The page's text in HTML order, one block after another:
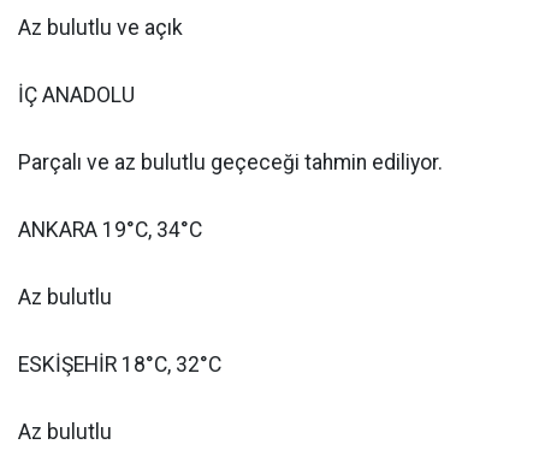
Az bulutlu ve açık
İÇ ANADOLU
Parçalı ve az bulutlu geçeceği tahmin ediliyor.
ANKARA 19°C, 34°C
Az bulutlu
ESKİŞEHİR 18°C, 32°C
Az bulutlu